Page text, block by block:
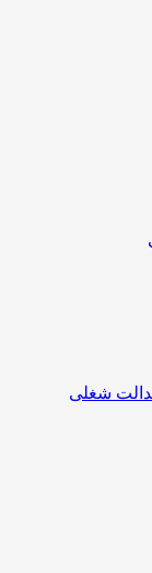
شغلی